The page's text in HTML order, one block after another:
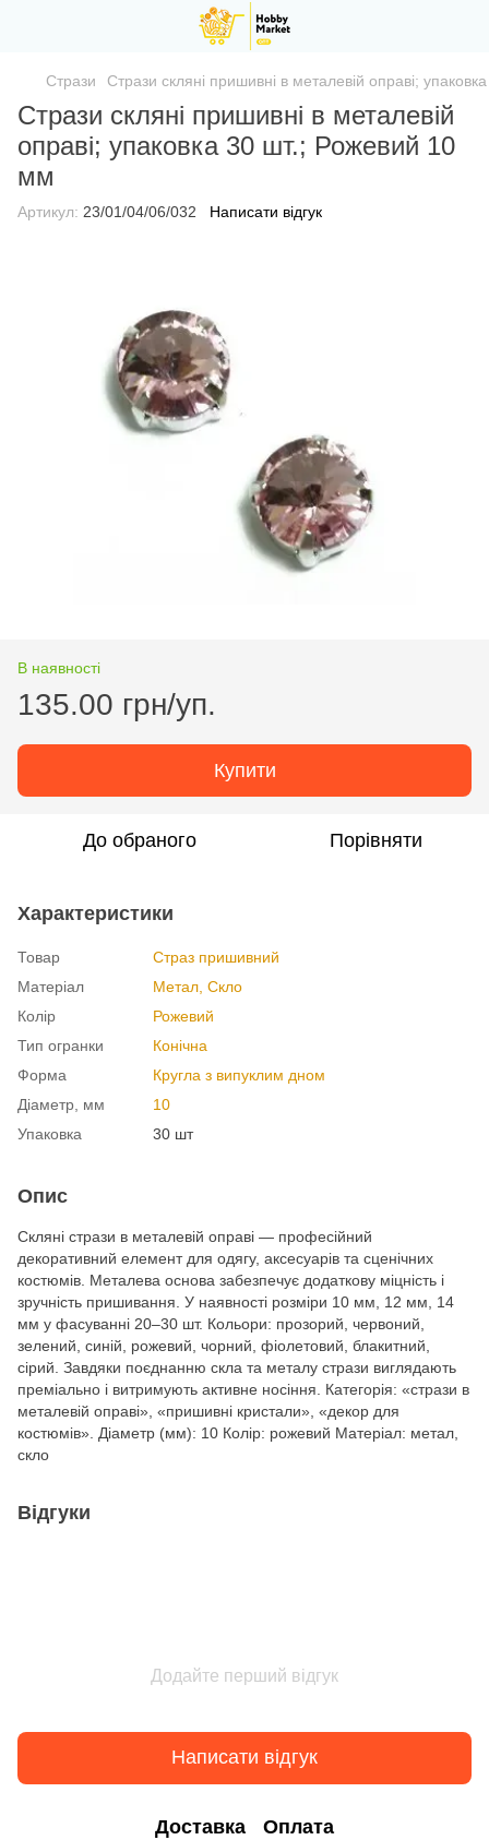
Стрази Стрази скляні пришивні в металевій оправі;
Стрази скляні пришивні в металевій
оправі; упаковка 30 шт.; Рожевий 10
мм
Артикул: 23/01/04/06/032 Написати відгук
В наявності
135.00 грн/уп.
Купити
До обраного Порівняти
Характеристики
Товар
Страз пришивний
Матеріал
Метал, Cкло
Колір
Рожевий
Тип огранки
Конічна
Форма
Кругла з випуклим дном
Діаметр, мм
10
Упаковка
30 шт
Опис
Скляні стрази в металевій оправі — професійний
декоративний елемент для одягу, аксесуарів та сценічних
костюмів. Металева основа забезпечує додаткову міцність і
зручність пришивання. У наявності розміри 10 мм, 12 мм, 14
мм у фасуванні 20–30 шт. Кольори: прозорий, червоний,
зелений, синій, рожевий, чорний, фіолетовий, блакитний,
сірий. Завдяки поєднанню скла та металу стрази виглядають
преміально і витримують активне носіння. Категорія: «стрази в
металевій оправі», «пришивні кристали», «декор для
костюмів». Діаметр (мм): 10 Колір: рожевий Матеріал: метал,
скло
Відгуки
Додайте перший відгук
Написати відгук
Доставка Оплата